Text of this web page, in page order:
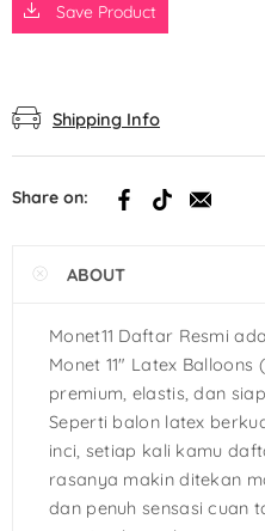
Save Product
Shipping Info
Share on:
ABOUT
Monet11 Daftar Resmi
Monet 11″ Latex
premium, elastis, dan
Seperti balon latex
inci, setiap kali kamu
rasanya makin ditekan
dan penuh sensasi cuan